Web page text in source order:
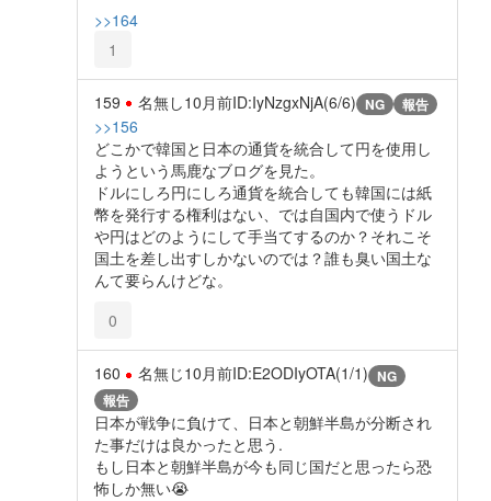
>>164
1
159 名無し10月前ID:IyNzgxNjA(6/6) NG 報告
>>156
どこかで韓国と日本の通貨を統合して円を使用し
ようという馬鹿なブログを見た。
ドルにしろ円にしろ通貨を統合しても韓国には紙
幣を発行する権利はない、では自国内で使うドル
や円はどのようにして手当てするのか？それこそ
国土を差し出すしかないのでは？誰も臭い国土な
んて要らんけどな。
0
160 名無じ10月前ID:E2ODIyOTA(1/1) NG
報告
日本が戦争に負けて、日本と朝鮮半島が分断され
た事だけは良かったと思う.
もし日本と朝鮮半島が今も同じ国だと思ったら恐
怖しか無い😭